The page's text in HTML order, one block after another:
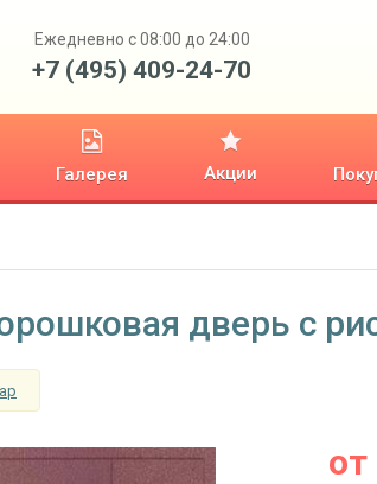
Ежедневно с 08:00 до 24:00
+7 (495) 409-24-70
Галерея Акции
дверь с
от